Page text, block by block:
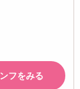
フをみる